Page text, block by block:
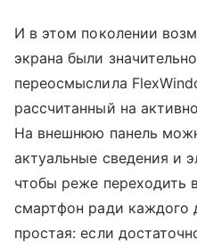
И в этом поколении
экрана были
переосмыслила
рассчитанный на
На внешнюю панель
актуальные сведения и
чтобы реже переходить
смартфон ради каждого
простая: если